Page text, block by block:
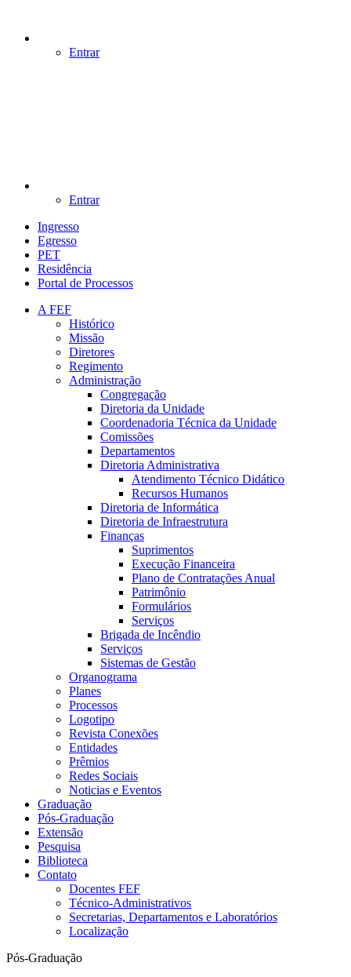
Entrar
Entrar
Ingresso
Egresso
PET
Residência
Portal de Processos
A FEF
Histórico
Missão
Diretores
Regimento
Administração
Congregação
Diretoria da Unidade
Coordenadoria Técnica da Unidade
Comissões
Departamentos
Diretoria Administrativa
Atendimento Técnico Didático
Recursos Humanos
Diretoria de Informática
Diretoria de Infraestrutura
Finanças
Suprimentos
Execução Financeira
Plano de Contratações Anual
Patrimônio
Formulários
Serviços
Brigada de Incêndio
Serviços
Sistemas de Gestão
Organograma
Planes
Processos
Logotipo
Revista Conexões
Entidades
Prêmios
Redes Sociais
Noticias e Eventos
Graduação
Pós-Graduação
Extensão
Pesquisa
Biblioteca
Contato
Docentes FEF
Técnico-Administrativos
Secretarias, Departamentos e Laboratórios
Localização
Pós-Graduação